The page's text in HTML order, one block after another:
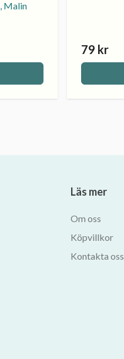
Malin
79 kr
Läs mer
Om oss
Köpvillkor
Kontakta oss